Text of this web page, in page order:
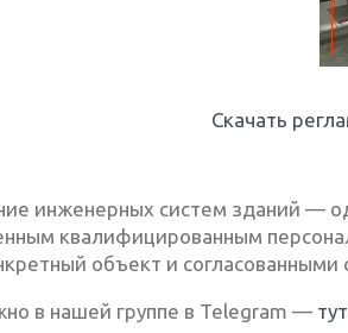
Скачать
инженерных систем зданий —
квалифицированным
объект и согласованными
в нашей группе в Telegram — тут